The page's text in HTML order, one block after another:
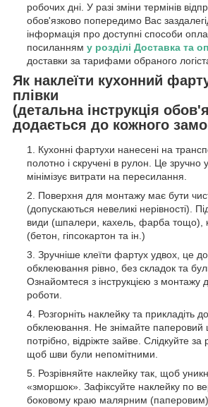
робочих дні. У разі зміни термінів
обов'язково попередимо Вас
інформація про доступні способи
посиланням у розділі Доставка та
доставки за тарифами обраного
Як наклеїти кухонний
плівки
(детальна інструкція
додається до кожного
Кухонні фартухи нанесені на
полотно і скручені в рулон. Це зручно
мінімізує витрати на пересилання.
Поверхня для монтажу має бути
(допускаються невеликі нерівності).
види (шпалери, кахель, фарба тощо),
(бетон, гіпсокартон та ін.)
Зручніше клеїти фартух удвох, це
обклеювання рівно, без складок та
Ознайомтеся з інструкцією з монтажу
роботи.
Розгорніть наклейку та прикладіть
обклеювання. Не знімайте
потрібно, відріжте зайве. Слідкуйте за
щоб шви були непомітними.
Розрівняйте наклейку так, щоб
«зморшок». Зафіксуйте наклейку по
боковому краю малярним